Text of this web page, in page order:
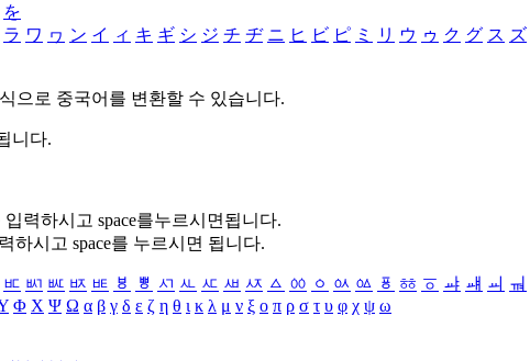
を
ラ ワ ヮ ン イ ィ キ ギ シ ジ チ ヂ ニ ヒ ビ ピ ミ リ ウ ゥ ク グ ス ズ
으로 중국어를 변환할 수 있습니다.
니다.
입력하시고 space를누르시면됩니다.
하시고 space를 누르시면 됩니다.
ㅳ ㅴ ㅵ ㅶ ㅷ ㅸ ㅹ ㅺ ㅻ ㅼ ㅽ ㅾ ㅿ ㆀ ㆁ ㆂ ㆃ ㆄ ㆅ ㆆ ㆇ ㆈ ㆉ ㆊ
Φ Χ Ψ Ω α β γ δ ε ζ η θ ι κ λ μ ν ξ ο π ρ σ τ υ φ χ ψ ω